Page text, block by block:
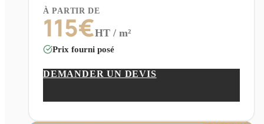
À PARTIR DE
115€HT / m²
Prix fourni posé
DEMANDER UN DEVIS